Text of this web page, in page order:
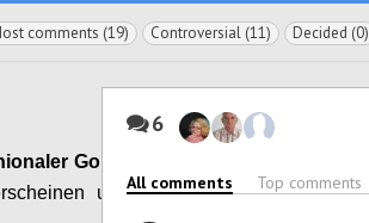
comments (19) Controversial (11) Decided (0)
Gordischer Knoten
unvereinbar, die
6
All comments Top comments